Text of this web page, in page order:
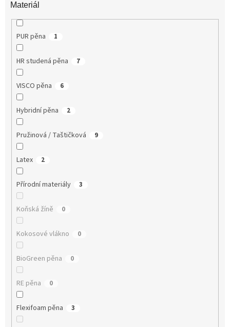
Materiál
PUR pěna 1
HR studená pěna 7
VISCO pěna 6
Hybridní pěna 2
Pružinová / Taštičková 9
Latex 2
Přírodní materiály 3
Koňská žíně 0
Kokosové vlákno 0
BioGreen pěna 0
RE pěna 0
Flexifoam pěna 3